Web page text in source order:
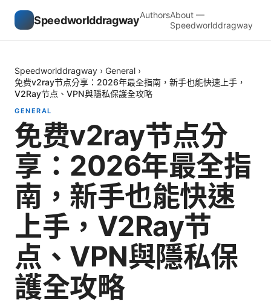
SpeedworlddragwayAuthorsAbout —
Speedworlddragway
Speedworlddragway › General ›
免费v2ray节点分享：2026年最全指南，新手也能快速上手，
V2Ray节点、VPN與隱私保護全攻略
GENERAL
免费v2ray节点分
享：2026年最全指
南，新手也能快速
上手，V2Ray节
点、VPN與隱私保
護全攻略